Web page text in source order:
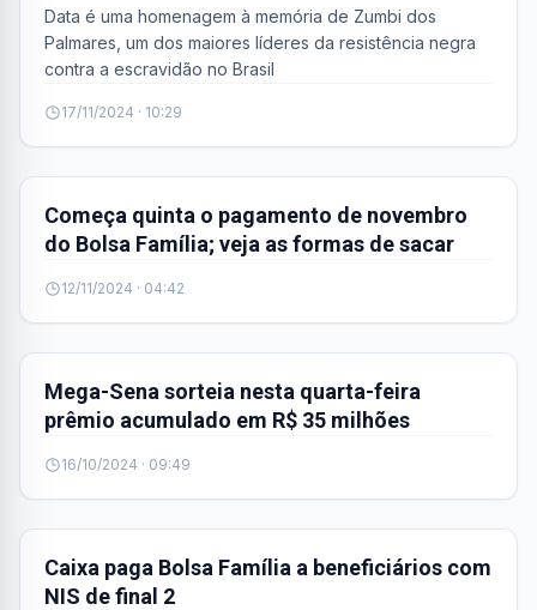
Data é uma homenagem à memória de Zumbi dos
Palmares, um dos maiores líderes da resistência negra
contra a escravidão no Brasil
17/11/2024 · 10:29
BRASIL
Começa quinta o pagamento de novembro
do Bolsa Família; veja as formas de sacar
12/11/2024 · 04:42
BRASIL
Mega-Sena sorteia nesta quarta-feira
prêmio acumulado em R$ 35 milhões
16/10/2024 · 09:49
BRASIL
Caixa paga Bolsa Família a beneficiários com
NIS de final 2